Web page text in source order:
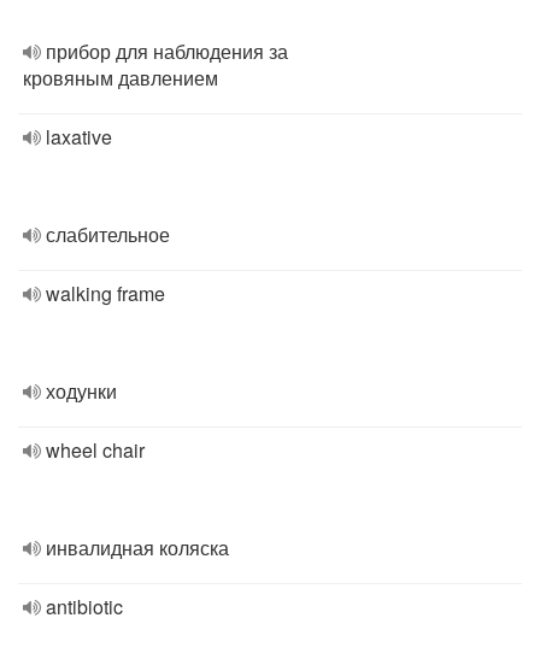
прибор для наблюдения за
кровяным давлением
laxative
слабительное
walking frame
ходунки
wheel chair
инвалидная коляска
antibiotic